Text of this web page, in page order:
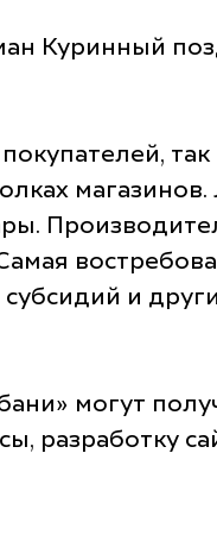
Куринный
и
могут
разработку